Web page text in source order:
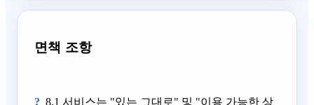
면책 조항
8.1 서비스는 "있는 그대로" 및 "이용 가능한 상